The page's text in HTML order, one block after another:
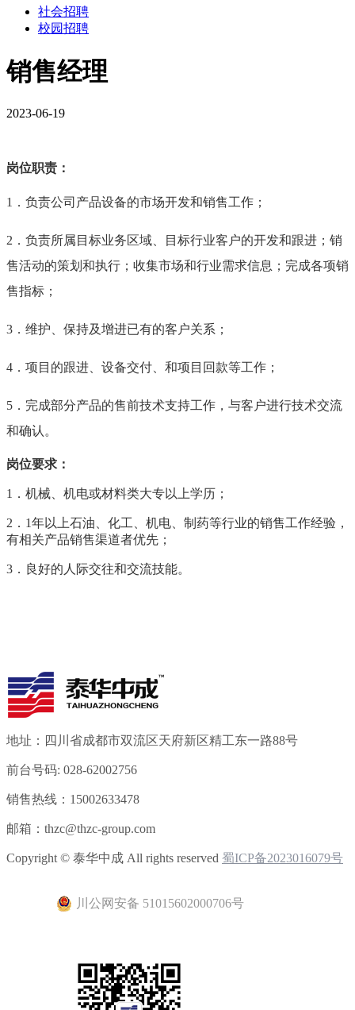
社会招聘
校园招聘
销售经理
2023-06-19
岗位职责：
1 ．负责公司产品设备的市场开发和销售工作；
2 ．负责所属目标业务区域、目标行业客户的开发和跟进；销
售活动的策划和执行；收集市场和行业需求信息；完成各项销
售指标；
3 ．维护、保持及增进已有的客户关系；
4 ．项目的跟进、设备交付、和项目回款等工作；
5 ．完成部分产品的售前技术支持工作，与客户进行技术交流
和确认。
岗位要求：
1 ．机械、机电或材料类大专以上学历；
2 ． 1年以上石油、化工、机电、制药等行业的销售工作经验，
有相关产品销售渠道者优先；
3 ．良好的人际交往和交流技能。
地址： 四川省成都市双流区天府新区精工东一路88号
前台号码: 028-62002756
销售热线： 15002633478
邮箱： thzc@thzc-group.com
Copyright © 泰华中成 All rights reserved 蜀ICP备2023016079号
川公网安备 51015602000706号